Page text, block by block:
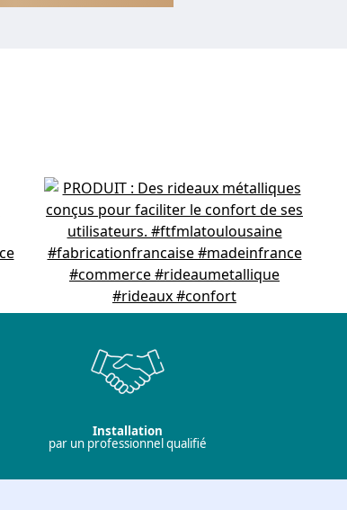
Installation
par un professionnel qualifié